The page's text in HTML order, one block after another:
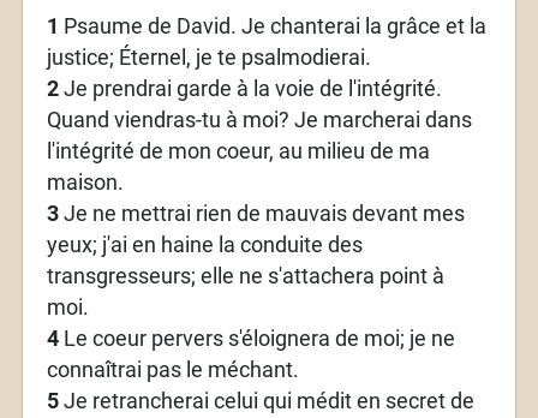
1 Psaume de David. Je chanterai la grâce et la
justice; Éternel, je te psalmodierai.
2Je prendrai garde à la voie de l'intégrité.
Quand viendras-tu à moi? Je marcherai dans
l'intégrité de mon coeur, au milieu de ma
maison.
3Je ne mettrai rien de mauvais devant mes
yeux; j'ai en haine la conduite des
transgresseurs; elle ne s'attachera point à
moi.
4Le coeur pervers s'éloignera de moi; je ne
connaîtrai pas le méchant.
5Je retrancherai celui qui médit en secret de